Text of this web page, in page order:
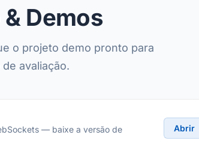
Demos
o projeto demo pronto para
avaliação.
— baixe a versão de
Abrir